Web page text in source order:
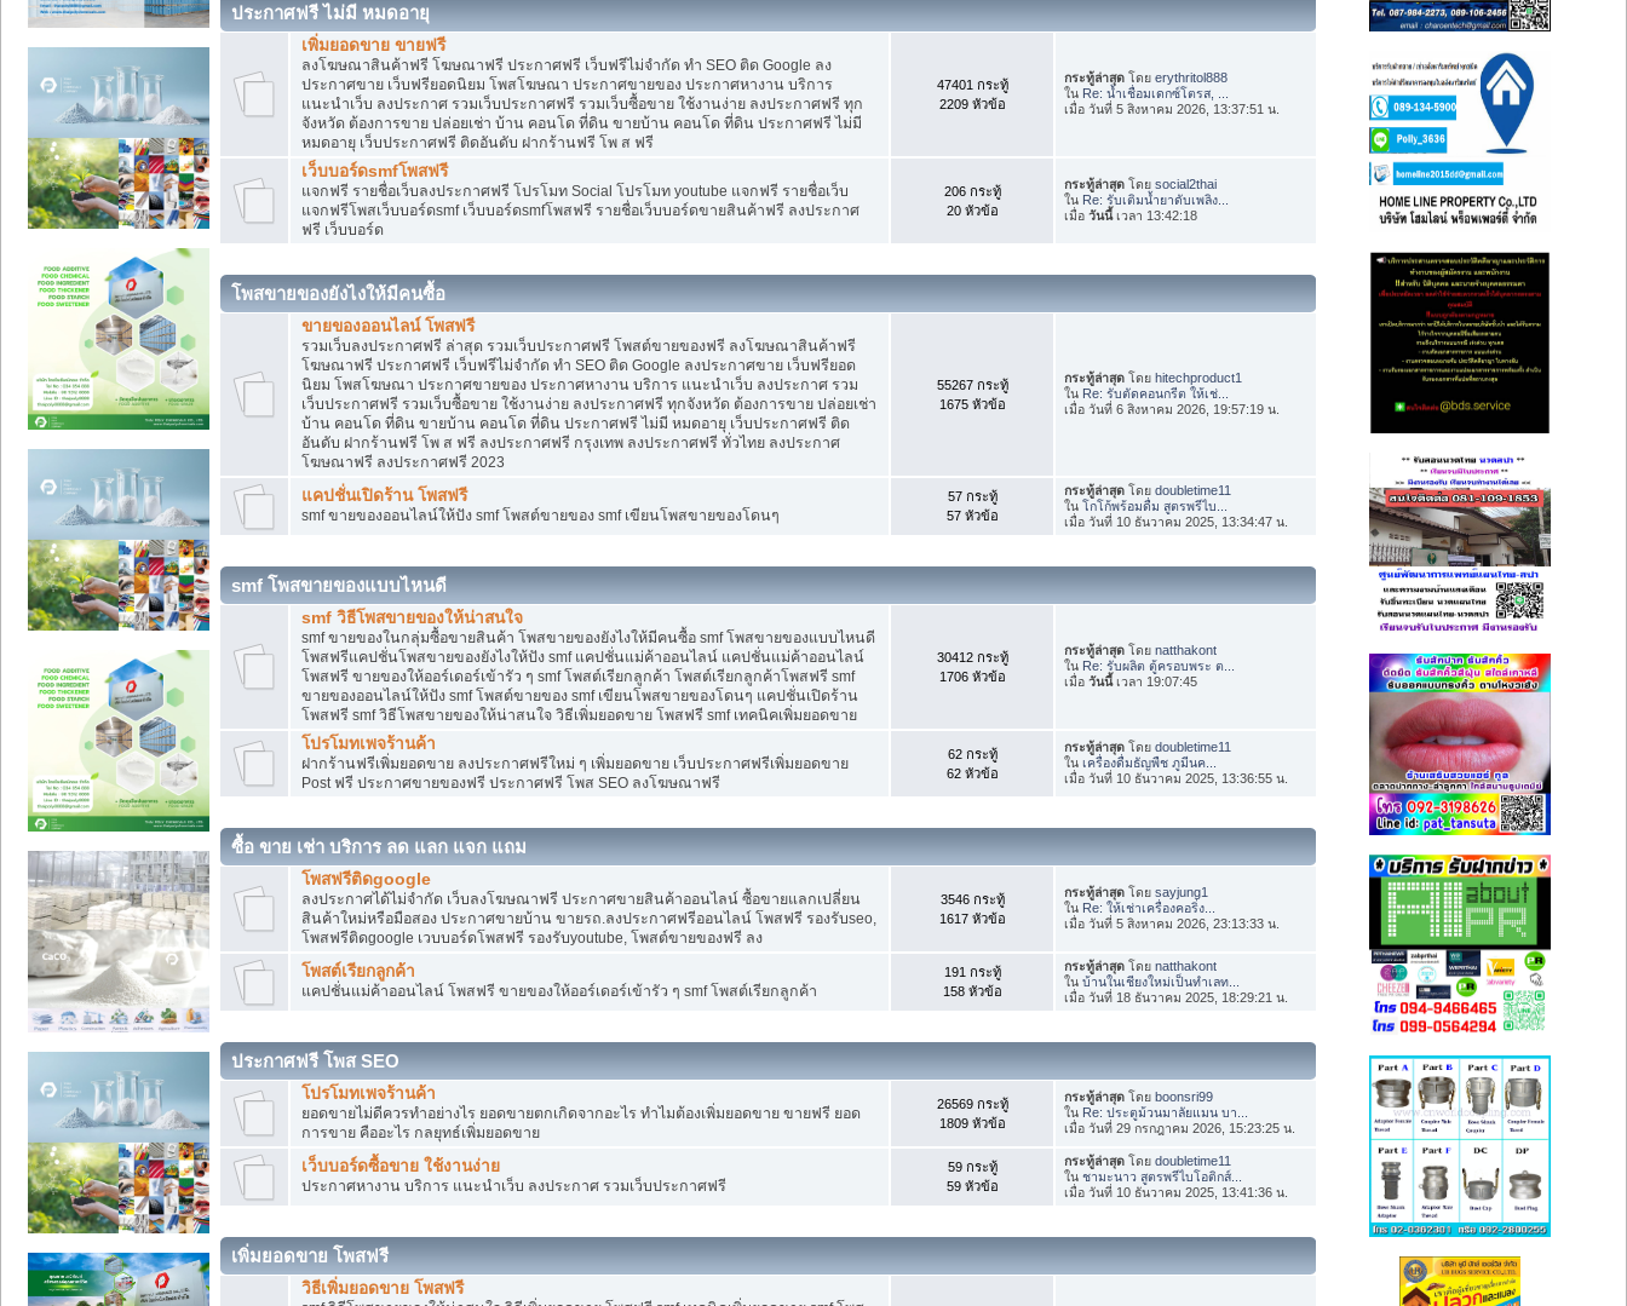
ประกาศฟรี ไม่มี หมดอายุ
เพิ่มยอดขาย ขายฟรี
ลงโฆษณาสินค้าฟรี โฆษณาฟรี ประกาศฟรี เว็บฟรีไม่จำกัด ทำ SEO ติด Google ลง
ประกาศขาย เว็บฟรียอดนิยม โพสโฆษณา ประกาศขายของ ประกาศหางาน บริการ
แนะนำเว็บ ลงประกาศ รวมเว็บประกาศฟรี รวมเว็บซื้อขาย ใช้งานง่าย ลงประกาศฟรี ทุก
จังหวัด ต้องการขาย ปล่อยเช่า บ้าน คอนโด ที่ดิน ขายบ้าน คอนโด ที่ดิน ประกาศฟรี ไม่มี
หมดอายุ เว็บประกาศฟรี ติดอันดับ ฝากร้านฟรี โพ ส ฟรี
47401 กระทู้
2209 หัวข้อ
กระทู้ล่าสุด โดยerythritol888
ใน Re: น้ำเชื่อมเดกซ์โตรส, ...
เมื่อ วันที่ 5 สิงหาคม 2026, 13:37:51 น.
เว็บบอร์ดsmfโพสฟรี
แจกฟรี รายชื่อเว็บลงประกาศฟรี โปรโมท Social โปรโมท youtube แจกฟรี รายชื่อเว็บ
แจกฟรีโพสเว็บบอร์ดsmf เว็บบอร์ดsmfโพสฟรี รายชื่อเว็บบอร์ดขายสินค้าฟรี ลงประกาศ
ฟรี เว็บบอร์ด
206 กระทู้
20 หัวข้อ
กระทู้ล่าสุด โดยsocial2thai
ใน Re: รับเติมน้ำยาดับเพลิง...
เมื่อวันนี้เวลา 13:42:18
โพสขายของยังไงให้มีคนซื้อ
ขายของออนไลน์ โพสฟรี
รวมเว็บลงประกาศฟรี ล่าสุด รวมเว็บประกาศฟรี โพสต์ขายของฟรี ลงโฆษณาสินค้าฟรี
โฆษณาฟรี ประกาศฟรี เว็บฟรีไม่จำกัด ทำ SEO ติด Google ลงประกาศขาย เว็บฟรียอด
นิยม โพสโฆษณา ประกาศขายของ ประกาศหางาน บริการ แนะนำเว็บ ลงประกาศ รวม
เว็บประกาศฟรี รวมเว็บซื้อขาย ใช้งานง่าย ลงประกาศฟรี ทุกจังหวัด ต้องการขาย ปล่อยเช่า
บ้าน คอนโด ที่ดิน ขายบ้าน คอนโด ที่ดิน ประกาศฟรี ไม่มี หมดอายุ เว็บประกาศฟรี ติด
อันดับ ฝากร้านฟรี โพ ส ฟรี ลงประกาศฟรี กรุงเทพ ลงประกาศฟรี ทั่วไทย ลงประกาศ
โฆษณาฟรี ลงประกาศฟรี 2023
55267 กระทู้
1675 หัวข้อ
กระทู้ล่าสุด โดยhitechproduct1
ใน Re: รับตัดคอนกรีต ให้เช่...
เมื่อ วันที่ 6 สิงหาคม 2026, 19:57:19 น.
แคปชั่นเปิดร้าน โพสฟรี
smf ขายของออนไลน์ให้ปัง smf โพสต์ขายของ smf เขียนโพสขายของโดนๆ
57 กระทู้
57 หัวข้อ
กระทู้ล่าสุด โดยdoubletime11
ในโกโก้พร้อมดื่ม สูตรพรีไบ...
เมื่อ วันที่ 10 ธันวาคม 2025, 13:34:47 น.
smf โพสขายของแบบไหนดี
smf วิธีโพสขายของให้น่าสนใจ
smf ขายของในกลุ่มซื้อขายสินค้า โพสขายของยังไงให้มีคนซื้อ smf โพสขายของแบบไหนดี
โพสฟรีแคปชั่นโพสขายของยังไงให้ปัง smf แคปชั่นแม่ค้าออนไลน์ แคปชั่นแม่ค้าออนไลน์
โพสฟรี ขายของให้ออร์เดอร์เข้ารัว ๆ smf โพสต์เรียกลูกค้า โพสต์เรียกลูกค้าโพสฟรี smf
ขายของออนไลน์ให้ปัง smf โพสต์ขายของ smf เขียนโพสขายของโดนๆ แคปชั่นเปิดร้าน
โพสฟรี smf วิธีโพสขายของให้น่าสนใจ วิธีเพิ่มยอดขาย โพสฟรี smf เทคนิคเพิ่มยอดขาย
30412 กระทู้
1706 หัวข้อ
กระทู้ล่าสุด โดยnatthakont
ใน Re: รับผลิต ตู้ครอบพระ ต...
เมื่อวันนี้เวลา 19:07:45
โปรโมทเพจร้านค้า
ฝากร้านฟรีเพิ่มยอดขาย ลงประกาศฟรีใหม่ ๆ เพิ่มยอดขาย เว็บประกาศฟรีเพิ่มยอดขาย
Post ฟรี ประกาศขายของฟรี ประกาศฟรี โพส SEO ลงโฆษณาฟรี
62 กระทู้
62 หัวข้อ
กระทู้ล่าสุด โดยdoubletime11
ในเครื่องดื่มธัญพืช ภูมีนค...
เมื่อ วันที่ 10 ธันวาคม 2025, 13:36:55 น.
ซื้อ ขาย เช่า บริการ ลด แลก แจก แถม
โพสฟรีติดgoogle
ลงประกาศได้ไม่จำกัด เว็บลงโฆษณาฟรี ประกาศขายสินค้าออนไลน์ ซื้อขายแลกเปลี่ยน
สินค้าใหม่หรือมือสอง ประกาศขายบ้าน ขายรถ.ลงประกาศฟรีออนไลน์ โพสฟรี รองรับseo,
โพสฟรีติดgoogle เวบบอร์ดโพสฟรี รองรับyoutube, โพสต์ขายของฟรี ลง
3546 กระทู้
1617 หัวข้อ
กระทู้ล่าสุด โดยsayjung1
ใน Re: ให้เช่าเครื่องคอริ่ง...
เมื่อ วันที่ 5 สิงหาคม 2026, 23:13:33 น.
โพสต์เรียกลูกค้า
แคปชั่นแม่ค้าออนไลน์ โพสฟรี ขายของให้ออร์เดอร์เข้ารัว ๆ smf โพสต์เรียกลูกค้า
191 กระทู้
158 หัวข้อ
กระทู้ล่าสุด โดยnatthakont
ในบ้านในเชียงใหม่เป็นทำเลท...
เมื่อ วันที่ 18 ธันวาคม 2025, 18:29:21 น.
ประกาศฟรี โพส SEO
โปรโมทเพจร้านค้า
ยอดขายไม่ดีควรทำอย่างไร ยอดขายตกเกิดจากอะไร ทำไมต้องเพิ่มยอดขาย ขายฟรี ยอด
การขาย คืออะไร กลยุทธ์เพิ่มยอดขาย
26569 กระทู้
1809 หัวข้อ
กระทู้ล่าสุด โดยboonsri99
ใน Re: ประตูม้วนมาลัยแมน บา...
เมื่อ วันที่ 29 กรกฎาคม 2026, 15:23:25 น.
เว็บบอร์ดซื้อขาย ใช้งานง่าย
ประกาศหางาน บริการ แนะนำเว็บ ลงประกาศ รวมเว็บประกาศฟรี
59 กระทู้
59 หัวข้อ
กระทู้ล่าสุด โดยdoubletime11
ในชามะนาว สูตรพรีไบโอติกส์...
เมื่อ วันที่ 10 ธันวาคม 2025, 13:41:36 น.
เพิ่มยอดขาย โพสฟรี
วิธีเพิ่มยอดขาย โพสฟรี